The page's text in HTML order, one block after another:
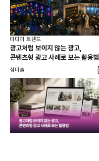
미디어 트렌드
광고처럼 보이지 않는 광고,
콘텐츠형 광고 사례로 보는 활용법
심미솔